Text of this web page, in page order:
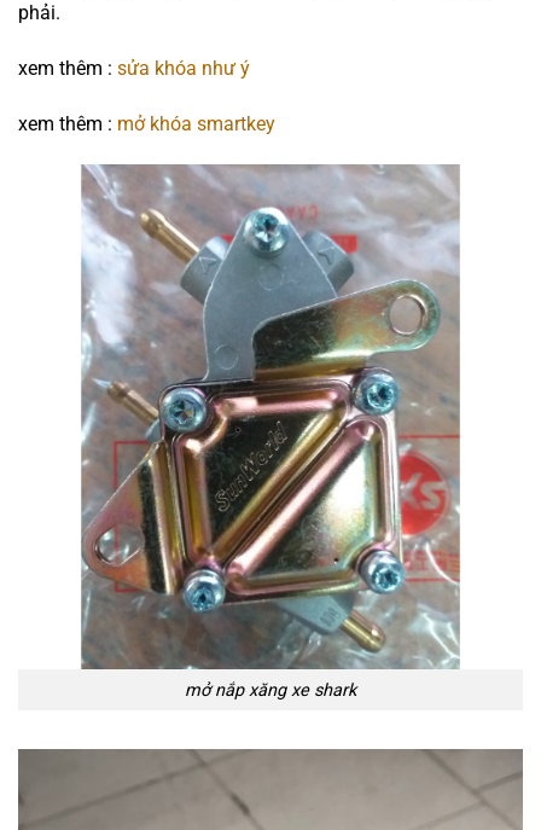
phải.
xem thêm : sửa khóa như ý
xem thêm : mở khóa smartkey
mở nắp xăng xe shark